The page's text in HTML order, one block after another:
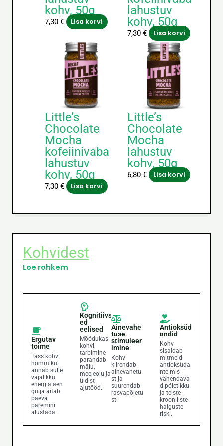
kohv, 50g
7,30 € Lisa korvi
lahustuv
kohv, 50g
7,30 € Lisa korvi
Little’s
Chocolate
Mocha
kofeiinivaba
lahustuv
kohv, 50g
7,30 € Lisa korvi
Little’s
Chocolate
Mocha
lahustuv
kohv, 50g
6,80 € Lisa korvi
Kohvidest
Loe rohkem
Ergutav
toime
Tass kohvi
hommikul
annab sulle
vajalikku
energialaen
gu ja aitab
päeva
paremini
alustada.
Kognitiivs
ed
eelised
Mõõdukas
kohvi
tarbimine
parandab
mälu,
meeleolu ja
üldist
ajutööd.
Ainevahe
tuse
stimuleer
imine
Kohv
kiirendab
ainevahetu
st ja
suurendab
rasvapõletu
st.
Antioksüd
andid
Kohv
sisaldab
mitmeid
antioksüda
nte mis
vähendava
d põletikku
ja teiste
krooniliste
haiguste
riski.